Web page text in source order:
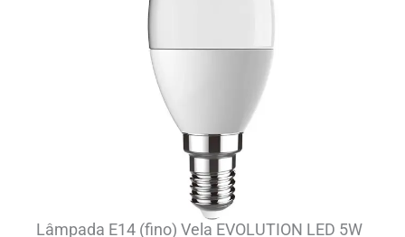
Lâmpada E14 (fino) Vela EVOLUTION LED 5W